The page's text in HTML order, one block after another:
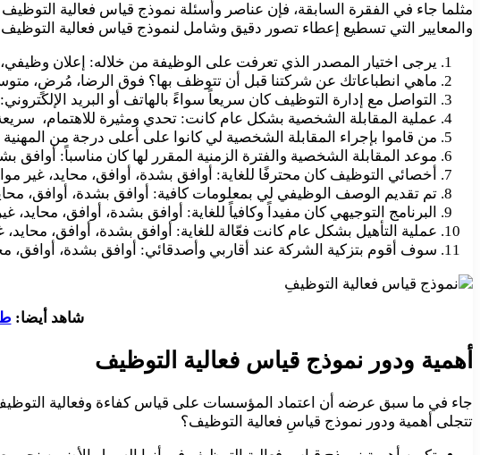
مثلما جاء في الفقرة السابقة، فإن عناصر وأسئلة نموذج قياس فعالية
والمعايير التي تسطيع إعطاء تصور دقيق وشامل لنموذج قياس فعالية
يرجى اختيار المصدر الذي تعرفت على الوظيفة من خلاله: إعلان
ماهي انطباعاتك عن شركتنا قبل أن تتوظف بها؟ فوق الرضا، مُرضٍ،
التواصل مع إدارة التوظيف كان سريعاً سواءً بالهاتف أو البريد الإلكتروني:
عملية المقابلة الشخصية بشكل عام كانت: تحدي ومثيرة للاهتمام،
من قاموا بإجراء المقابلة الشخصية لي كانوا على أعلى درجة من
موعد المقابلة الشخصية والفترة الزمنية المقرر لها كان مناسباً:
أخصائي التوظيف كان محترفًا للغاية: أوافق بشدة، أوافق، محايد، غير
تم تقديم الوصف الوظيفي لي بمعلومات كافية: أوافق بشدة، أوافق،
البرنامج التوجيهي كان مفيداً وكافياً للغاية: أوافق بشدة، أوافق،
عملية التأهيل بشكل عام كانت فعّالة للغاية: أوافق بشدة، أوافق،
سوف أقوم بتزكية الشركة عند أقاربي وأصدقائي: أوافق بشدة، أوافق،
شاهد أيضا:
أهمية ودور نموذج قياس فعالية التوظيف
جاء في ما سبق عرضه أن اعتماد المؤسسات على قياس كفاءة وفعالية
تتجلى أهمية ودور نموذج قياسِ فعالية التوظيف؟